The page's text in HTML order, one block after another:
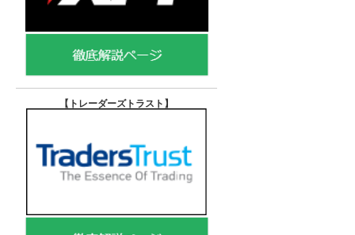
【トレーダーズトラスト 】